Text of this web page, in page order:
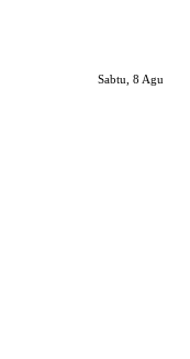
Sabtu, 8 Agu